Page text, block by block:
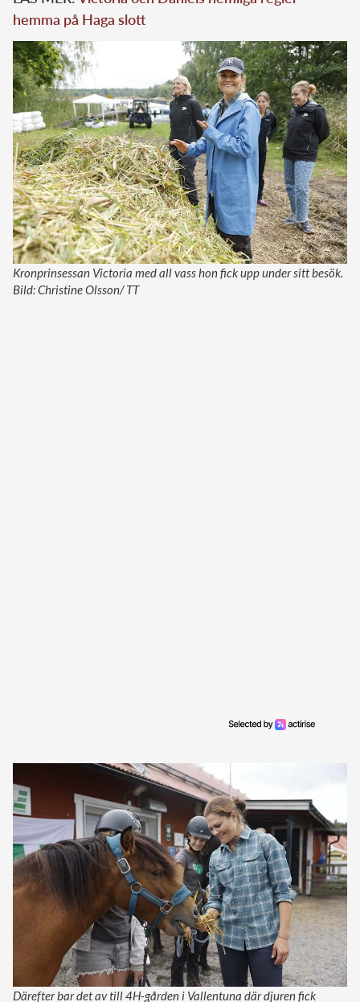
hemma på Haga slott
Kronprinsessan Victoria med all vass hon fick upp under sitt besök.
Bild: Christine Olsson/ TT
Därefter bar det av till 4H-gården i Vallentuna där djuren fick